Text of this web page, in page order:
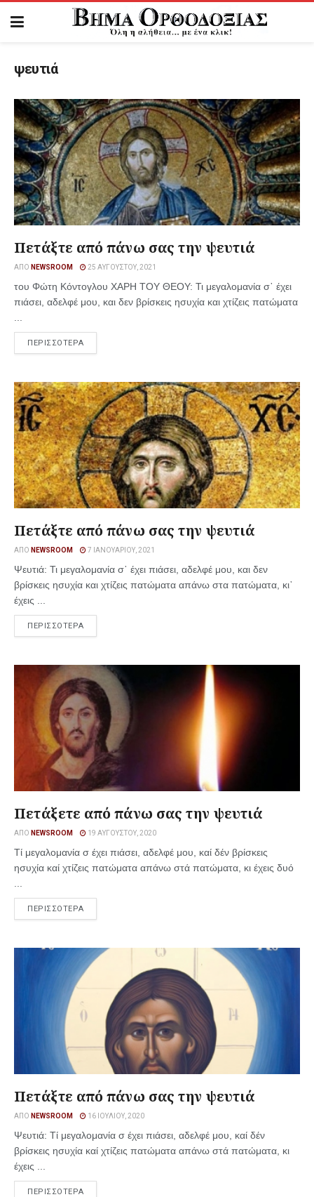
ψευτιά
Πετάξτε από πάνω σας την ψευτιά
ΑΠΌ NEWSROOM 25 ΑΥΓΟΎΣΤΟΥ, 2021
του Φώτη Κόντογλου ΧΑΡΗ ΤΟΥ ΘΕΟΥ: Τι μεγαλομανία σ᾿ έχει
πιάσει, αδελφέ μου, και δεν βρίσκεις ησυχία και χτίζεις πατώματα
ΠΕΡΙΣΣΟΤΕΡΑ
Πετάξτε από πάνω σας την ψευτιά
ΑΠΌ NEWSROOM 7 ΙΑΝΟΥΑΡΊΟΥ, 2021
Ψευτιά: Τι μεγαλομανία σ᾿ έχει πιάσει, αδελφέ μου, και δεν
βρίσκεις ησυχία και χτίζεις πατώματα απάνω στα πατώματα, κι᾿
έχεις ...
ΠΕΡΙΣΣΟΤΕΡΑ
Πετάξετε από πάνω σας την ψευτιά
ΑΠΌ NEWSROOM 19 ΑΥΓΟΎΣΤΟΥ, 2020
Τί μεγαλομανία σ έχει πιάσει, αδελφέ μου, καί δέν βρίσκεις
ησυχία καί χτίζεις πατώματα απάνω στά πατώματα, κι έχεις δυό
ΠΕΡΙΣΣΟΤΕΡΑ
Πετάξτε από πάνω σας την ψευτιά
ΑΠΌ NEWSROOM 16 ΙΟΥΛΊΟΥ, 2020
Ψευτιά: Τί μεγαλομανία σ έχει πιάσει, αδελφέ μου, καί δέν
βρίσκεις ησυχία καί χτίζεις πατώματα απάνω στά πατώματα, κι
έχεις ...
ΠΕΡΙΣΣΟΤΕΡΑ